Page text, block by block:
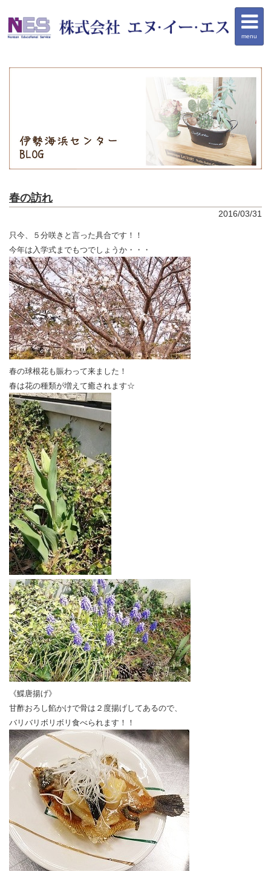
menu
春の訪れ
2016/03/31
只今、５分咲きと言った具合です！！
今年は入学式までもつでしょうか・・・
春の球根花も賑わって来ました！
春は花の種類が増えて癒されます☆
《鰈唐揚げ》
甘酢おろし餡かけで骨は２度揚げしてあるので、
バリバリボリボリ食べられます！！